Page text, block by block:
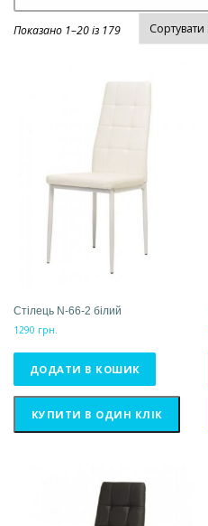
Показано 1–20 із 179
Стілець N-66-2 білий
1290 грн.
ДОДАТИ В КОШИК
КУПИТИ В ОДИН КЛІК